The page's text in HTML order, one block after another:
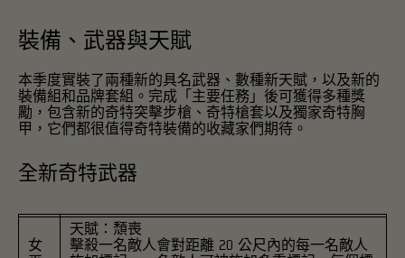
裝備、武器與天賦
本季度實裝了兩種新的具名武器、數種新天賦，以及新的
裝備組和品牌套組。完成「主要任務」後可獲得多種獎
勵，包含新的奇特突擊步槍、奇特槍套以及獨家奇特胸
甲，它們都很值得奇特裝備的收藏家們期待。
全新奇特武器
女
天賦：頹喪
擊殺一名敵人會對距離 20 公尺內的每一名敵人